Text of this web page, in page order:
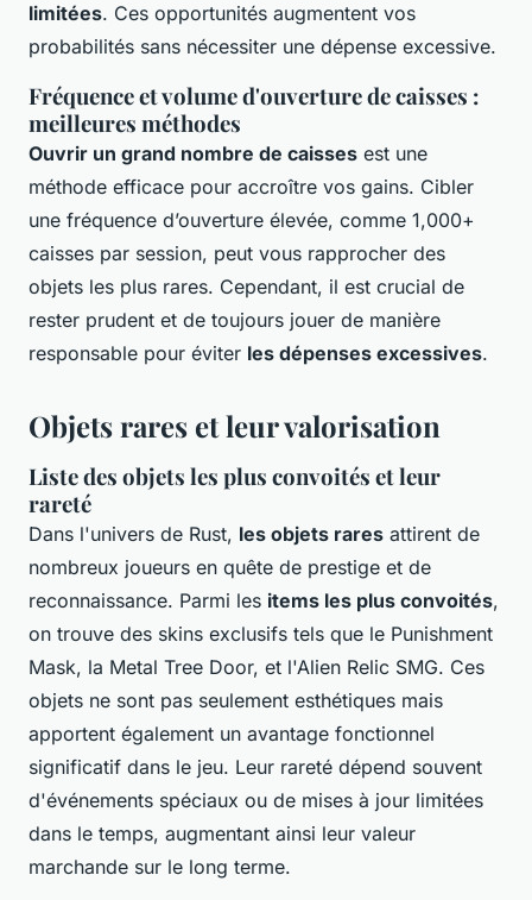
limitées. Ces opportunités augmentent vos
probabilités sans nécessiter une dépense excessive.
Fréquence et volume d'ouverture de caisses :
meilleures méthodes
Ouvrir un grand nombre de caisses est une
méthode efficace pour accroître vos gains. Cibler
une fréquence d’ouverture élevée, comme 1,000+
caisses par session, peut vous rapprocher des
objets les plus rares. Cependant, il est crucial de
rester prudent et de toujours jouer de manière
responsable pour éviter les dépenses excessives.
Objets rares et leur valorisation
Liste des objets les plus convoités et leur
rareté
Dans l'univers de Rust, les objets rares attirent de
nombreux joueurs en quête de prestige et de
reconnaissance. Parmi les items les plus convoités,
on trouve des skins exclusifs tels que le Punishment
Mask, la Metal Tree Door, et l'Alien Relic SMG. Ces
objets ne sont pas seulement esthétiques mais
apportent également un avantage fonctionnel
significatif dans le jeu. Leur rareté dépend souvent
d'événements spéciaux ou de mises à jour limitées
dans le temps, augmentant ainsi leur valeur
marchande sur le long terme.